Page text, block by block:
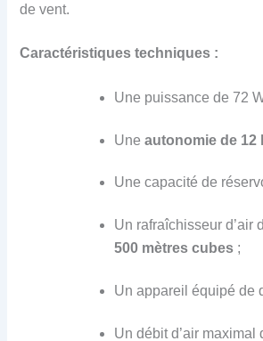
de vent.
Caractéristiques techniques :
Une puissance de 72
Uneautonomiede 12
Une capacité de
Un rafraîchisseur d’air
500 mètres cubes ;
Un appareil équipé de
Un débit d’air maximal